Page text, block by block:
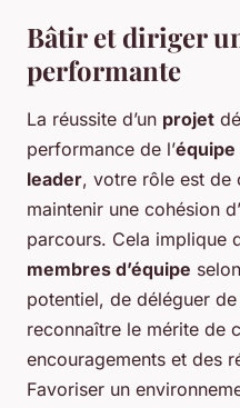
Bâtir et diriger
performante
La réussite d’un projet
performance de l’équipe
leader, votre rôle est de
maintenir une cohésion
parcours. Cela implique
membres d’équipe
potentiel, de déléguer
reconnaître le mérite de
encouragements et des
Favoriser un